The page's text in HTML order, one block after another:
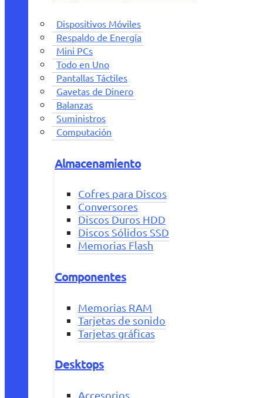
Dispositivos Móviles
Respaldo de Energía
Mini PCs
Todo en Uno
Pantallas Táctiles
Gavetas de Dinero
Balanzas
Suministros
Computación
Almacenamiento
Cofres para Discos
Conversores
Discos Duros HDD
Discos Sólidos SSD
Memorias Flash
Componentes
Memorias RAM
Tarjetas de sonido
Tarjetas gráficas
Desktops
Accesorios